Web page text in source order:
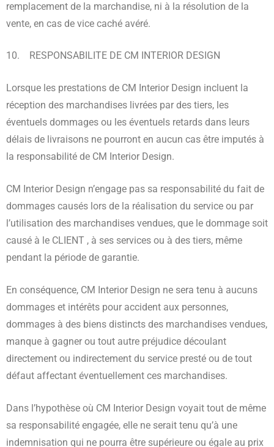
remplacement de la marchandise, ni à la résolution de la
vente, en cas de vice caché avéré.
10. RESPONSABILITE DE CM INTERIOR DESIGN
Lorsque les prestations de CM Interior Design incluent la
réception des marchandises livrées par des tiers, les
éventuels dommages ou les éventuels retards dans leurs
délais de livraisons ne pourront en aucun cas être imputés à
la responsabilité de CM Interior Design.
CM Interior Design n’engage pas sa responsabilité du fait de
dommages causés lors de la réalisation du service ou par
l’utilisation des marchandises vendues, que le dommage soit
causé à le CLIENT , à ses services ou à des tiers, même
pendant la période de garantie.
En conséquence, CM Interior Design ne sera tenu à aucuns
dommages et intérêts pour accident aux personnes,
dommages à des biens distincts des marchandises vendues,
manque à gagner ou tout autre préjudice découlant
directement ou indirectement du service presté ou de tout
défaut affectant éventuellement ces marchandises.
Dans l’hypothèse où CM Interior Design voyait tout de même
sa responsabilité engagée, elle ne serait tenu qu’à une
indemnisation qui ne pourra être supérieure ou égale au prix